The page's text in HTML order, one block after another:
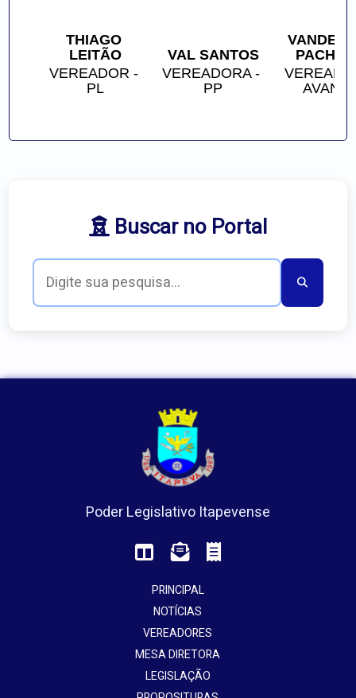
THIAGO
LEITÃO
VEREADOR -
PL
VAL SANTOS
VEREADORA -
PP
Buscar no Portal
Poder Legislativo Itapevense
PRINCIPAL
NOTÍCIAS
VEREADORES
MESA DIRETORA
LEGISLAÇÃO